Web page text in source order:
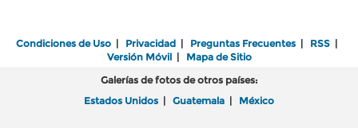
Condiciones de Uso | Privacidad | Preguntas Frecuentes | RSS |
Versión Móvil| Mapa de Sitio
Galerías de fotos de otros países:
Estados Unidos | Guatemala | México